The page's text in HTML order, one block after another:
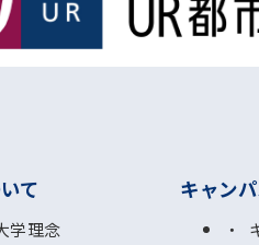
て
学理念
キャン